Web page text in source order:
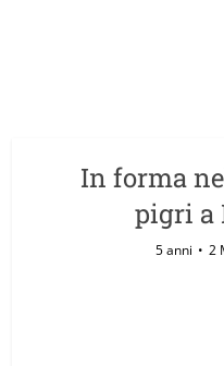
In forma
pigri a
5 anni 2